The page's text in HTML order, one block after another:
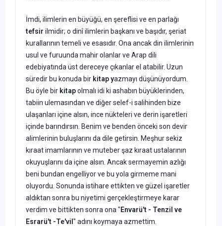
İmdi, ilimlerin en büyüğü, en şereflisi ve en parlağı
tefsir ilmidir; o dinî ilimlerin başkanı ve başıdır, şeriat
kurallarının temeli ve esasıdır. Ona ancak din ilimlerinin
usul ve furuunda mahir olanlar ve Arap dili
edebiyatında üst dereceye çıkanlar el atabilir. Uzun
süredir bu konu­da bir kitap yazmayı düşünüyordum.
Bu öyle bir kitapolmalı idi ki as­habın büyüklerinden,
tabiin ulemasından ve diğer selef-i salihinden bize
ulaşanları içine alsın, ince nükteleri ve derin işaretleri
içinde ba­rındırsın. Benim ve benden önceki son devir
alimlerinin buluşlarını da dile getirsin. Meşhur sekiz
kıraat imamlarının ve muteber şaz kı­raat ustalarının
okuyuşlarını da içine alsın. Ancak sermayemin azlığı
beni bundan engelliyor ve bu yola girmeme mani
oluyordu. Sonunda istihare ettikten ve güzel işaretler
aldıktan sonra bu niyetimi gerçek­leştirmeye karar
verdim ve bittikten sonra ona "Envarü't - Tenzil ve
Esrarü't -Te'vil " adını koymaya azmettim.